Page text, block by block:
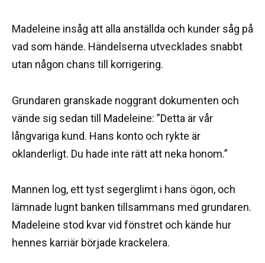
Madeleine insåg att alla anställda och kunder såg på
vad som hände. Händelserna utvecklades snabbt
utan någon chans till korrigering.
Grundaren granskade noggrant dokumenten och
vände sig sedan till Madeleine: ”Detta är vår
långvariga kund. Hans konto och rykte är
oklanderligt. Du hade inte rätt att neka honom.”
Mannen log, ett tyst segerglimt i hans ögon, och
lämnade lugnt banken tillsammans med grundaren.
Madeleine stod kvar vid fönstret och kände hur
hennes karriär började krackelera.